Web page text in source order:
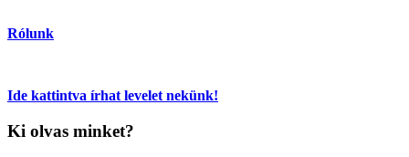
Rólunk
Ide kattintva írhat levelet nekünk!
Ki olvas minket?